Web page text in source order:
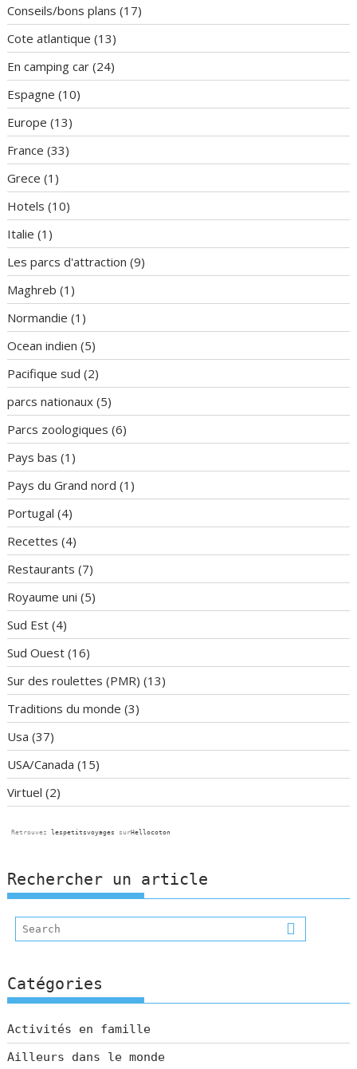
Conseils/bons plans (17)
Cote atlantique (13)
En camping car (24)
Espagne (10)
Europe (13)
France (33)
Grece (1)
Hotels (10)
Italie (1)
Les parcs d'attraction (9)
Maghreb (1)
Normandie (1)
Ocean indien (5)
Pacifique sud (2)
parcs nationaux (5)
Parcs zoologiques (6)
Pays bas (1)
Pays du Grand nord (1)
Portugal (4)
Recettes (4)
Restaurants (7)
Royaume uni (5)
Sud Est (4)
Sud Ouest (16)
Sur des roulettes (PMR) (13)
Traditions du monde (3)
Usa (37)
USA/Canada (15)
Virtuel (2)
Retrouvez lespetitsvoyages surHellocoton
Rechercher un article
Catégories
Activités en famille
Ailleurs dans le monde